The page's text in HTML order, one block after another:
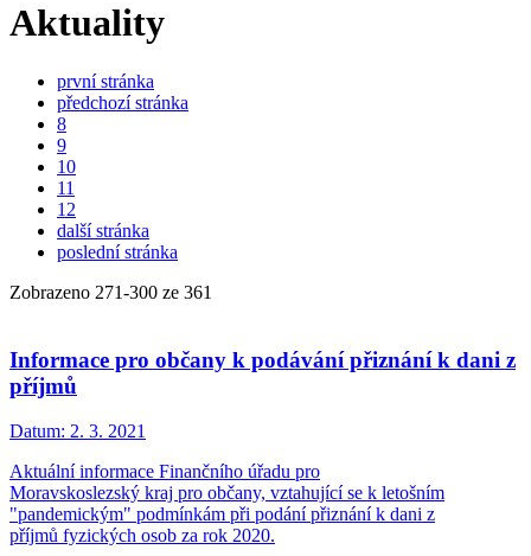
Aktuality
první stránka
předchozí stránka
8
9
10
11
12
další stránka
poslední stránka
Zobrazeno 271-300 ze 361
Informace pro občany k podávání přiznání k dani z
příjmů
Datum: 2. 3. 2021
Aktuální informace Finančního úřadu pro
Moravskoslezský kraj pro občany, vztahující se k letošním
"pandemickým" podmínkám při podání přiznání k dani z
příjmů fyzických osob za rok 2020.